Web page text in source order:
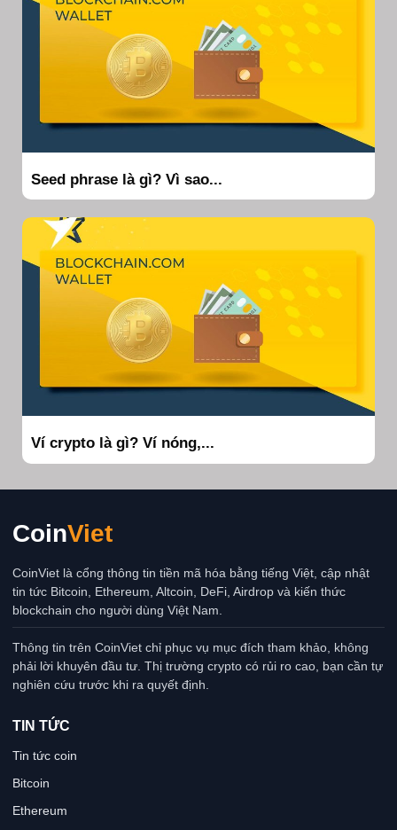
Seed phrase là gì? Vì sao...
Ví crypto là gì? Ví nóng,...
CoinViet
CoinViet là cổng thông tin tiền mã hóa bằng tiếng Việt, cập nhật
tin tức Bitcoin, Ethereum, Altcoin, DeFi, Airdrop và kiến thức
blockchain cho người dùng Việt Nam.
Thông tin trên CoinViet chỉ phục vụ mục đích tham khảo, không
phải lời khuyên đầu tư. Thị trường crypto có rủi ro cao, bạn cần tự
nghiên cứu trước khi ra quyết định.
TIN TỨC
Tin tức coin
Bitcoin
Ethereum